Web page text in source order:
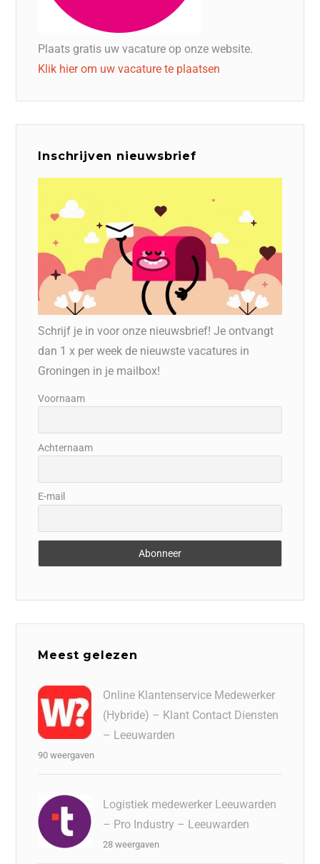
Plaats gratis uw vacature op onze website.
Klik hier om uw vacature te plaatsen
Inschrijven nieuwsbrief
Schrijf je in voor onze nieuwsbrief! Je ontvangt
dan 1 x per week de nieuwste vacatures in
Groningen in je mailbox!
Voornaam
Achternaam
E-mail
Meest gelezen
Online Klantenservice Medewerker
(Hybride) – Klant Contact Diensten
– Leeuwarden
90 weergaven
Logistiek medewerker Leeuwarden
– Pro Industry – Leeuwarden
28 weergaven